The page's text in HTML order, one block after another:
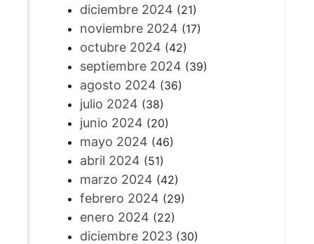
diciembre 2024 (21)
noviembre 2024 (17)
octubre 2024 (42)
septiembre 2024 (39)
agosto 2024 (36)
julio 2024 (38)
junio 2024 (20)
mayo 2024 (46)
abril 2024 (51)
marzo 2024 (42)
febrero 2024 (29)
enero 2024 (22)
diciembre 2023(30)